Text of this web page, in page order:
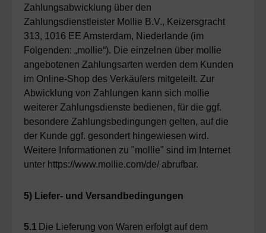
Zahlungsabwicklung über den
Zahlungsdienstleister Mollie B.V., Keizersgracht
313, 1016 EE Amsterdam, Niederlande (im
Folgenden: „mollie“). Die einzelnen über mollie
angebotenen Zahlungsarten werden dem Kunden
im Online-Shop des Verkäufers mitgeteilt. Zur
Abwicklung von Zahlungen kann sich mollie
weiterer Zahlungsdienste bedienen, für die ggf.
besondere Zahlungsbedingungen gelten, auf die
der Kunde ggf. gesondert hingewiesen wird.
Weitere Informationen zu "mollie" sind im Internet
unter https://www.mollie.com/de/ abrufbar.
5) Liefer- und Versandbedingungen
5.1 Die Lieferung von Waren erfolgt auf dem